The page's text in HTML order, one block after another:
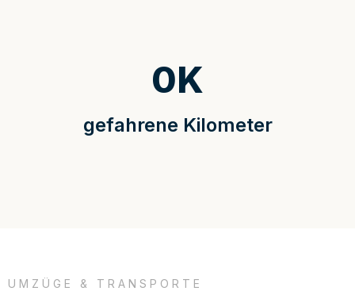
gefahrene Kilometer
0K
UMZÜGE & TRANSPORTE